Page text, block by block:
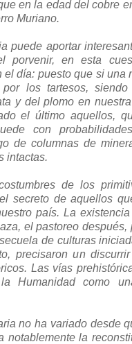
en la edad del cobre
Muriano.
puede aportar
porvenir, en esta
el día: puesto que si una
los tartesos, siendo
y del plomo en
el último aquellos,
con
de columnas de
intactas.
de los
secreto de aquellos
país. La
el pastoreo después,
de culturas
precisaron un
Las vías
Humanidad como
no ha variado desde
notablemente la